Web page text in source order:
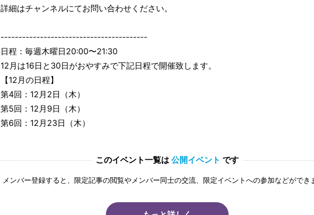
詳細はチャンネルにてお問い合わせください。
-----------------------------------------
日程：毎週木曜日20:00〜21:30
12月は16日と30日がおやすみで下記日程で開催致します。
【12月の日程】
第4回：12月2日（木）
第5回：12月9日（木）
第6回：12月23日（木）
このイベント一覧は 公開イベント です
メンバー登録すると、限定記事の閲覧やメンバー同士の交流、限定イベントへの参加などができ